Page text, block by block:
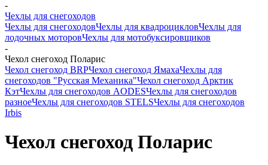
-
Чехлы для снегоходов
Чехлы для снегоходовЧехлы для квадроцикловЧехлы для
лодочных моторовЧехлы для мотобуксировщиков
-
Чехол снегоход Поларис
Чехол снегоход BRPЧехол снегоход ЯмахаЧехлы для
снегоходов "Русская Механика"Чехол снегоход Арктик
КэтЧехлы для снегоходов AODESЧехлы для снегоходов
разноеЧехлы для снегоходов STELSЧехлы для снегоходов
Irbis
Чехол снегоход Поларис